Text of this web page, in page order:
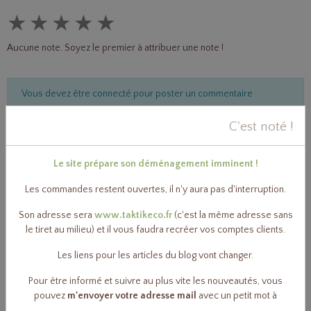
★ ★ ★ ★ ★
Aucune note. Soyez le premier à attribuer une note !
Vous devez être connecté pour poster un commentaire
Ma salle de bain zéro déchet 102
Huiles essentielles bio, applications & utilisations 22
C'est noté !
Le site prépare son déménagement imminent !
Les commandes restent ouvertes, il n'y aura pas d'interruption.
Son adresse sera www.taktikeco.fr (c'est la même adresse sans
le tiret au milieu) et il vous faudra recréer vos comptes clients.
Les liens pour les articles du blog vont changer.
Pour être informé et suivre au plus vite les nouveautés, vous
pouvez m'envoyer votre adresse mail avec un petit mot à